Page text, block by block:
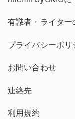
有識者・ライター
プライバシーポリ
お問い合わせ
連絡先
利用規約